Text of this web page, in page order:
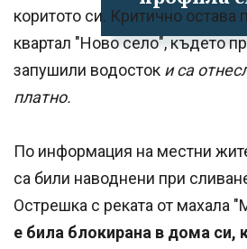
коритото си. Критично остава
квартал "Ново село", където
запушили водосток и са
платно.
По информация на местни
са били наводнени при
Острешка с реката от махала
е била блокирана в дома си,